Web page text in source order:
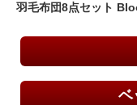
羽毛布団8点セット
ベ